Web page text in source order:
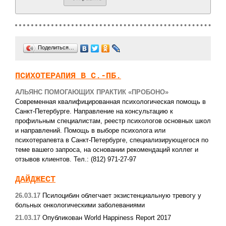
Поделиться…
ПСИХОТЕРАПИЯ В С.-ПБ.
АЛЬЯНС ПОМОГАЮЩИХ ПРАКТИК «ПРОБОНО»
Современная квалифицированная психологическая помощь в
Санкт-Петербурге. Направление на консультацию к
профильным специалистам, реестр психологов основных школ
и направлений. Помощь в выборе психолога или
психотерапевта в Санкт-Петербурге, специализирующегося по
теме вашего запроса, на основании рекомендаций коллег и
отзывов клиентов. Тел.: (812) 971-27-97
ДАЙДЖЕСТ
26.03.17 Псилоцибин облегчает экзистенциальную тревогу у
больных онкологическими заболеваниями
21.03.17 Опубликован World Happiness Report 2017